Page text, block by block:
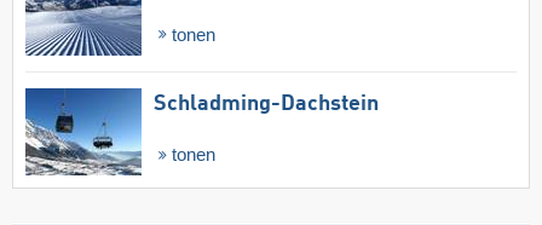
tonen
Schladming-Dachstein
tonen